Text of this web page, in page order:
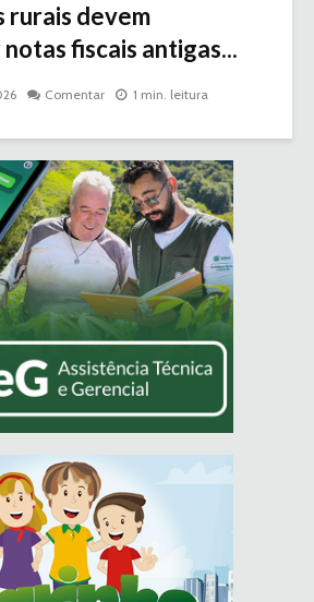
rurais devem
fiscais antigas...
Comentar 1 min. leitura